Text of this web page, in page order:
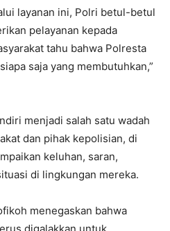
layanan ini, Polri betul-betul
pelayanan kepada
tahu bahwa Polresta
saja yang membutuhkan,”
menjadi salah satu wadah
dan pihak kepolisian, di
keluhan, saran,
di lingkungan mereka.
menegaskan bahwa